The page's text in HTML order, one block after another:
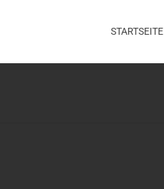
STARTSEITE